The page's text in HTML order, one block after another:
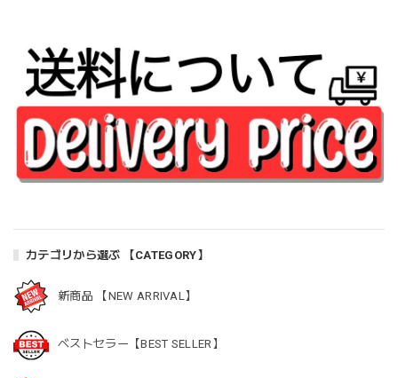
カテゴリから選ぶ 【CATEGORY】
新商品 【NEW ARRIVAL】
ベストセラー【BEST SELLER】